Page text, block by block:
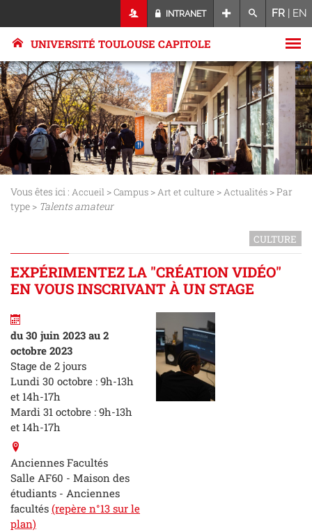
INTRANET FR | EN
UNIVERSITÉ TOULOUSE CAPITOLE
Vous êtes ici : Accueil >Campus >Art et culture >Actualités > Par
type > Talents amateur
CULTURE
EXPÉRIMENTEZ LA "CRÉATION VIDÉO"
EN VOUS INSCRIVANT À UN STAGE
du 30 juin 2023 au 2
octobre 2023
Stage de 2 jours
Lundi 30 octobre : 9h-13h
et 14h-17h
Mardi 31 octobre : 9h-13h
et 14h-17h
Anciennes Facultés
Salle AF60 - Maison des
étudiants - Anciennes
facultés (repère n°13 sur le
plan)